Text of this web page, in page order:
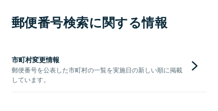
郵便番号検索に関する情報
市町村変更情報
郵便番号を公表した市町村の一覧を実施日の新しい順に掲載
しています。